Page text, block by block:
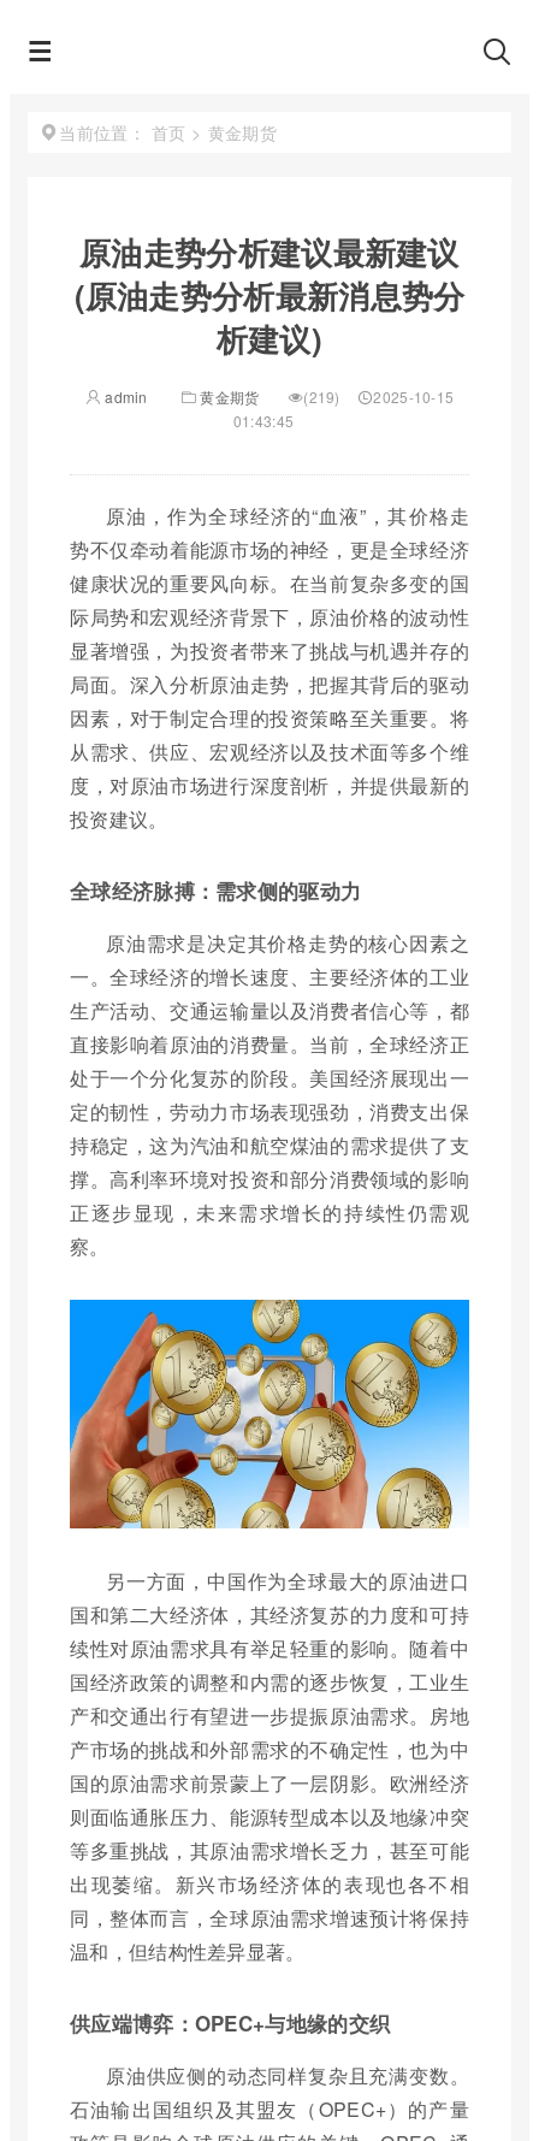
当前位置： 首页 > 黄金期货
原油走势分析建议最新建议
(原油走势分析最新消息势分
析建议)
admin 黄金期货 (219)
2025-10-15
01:43:45
原油，作为全球经济的“血液”，其价格走
势不仅牵动着能源市场的神经，更是全球经济
健康状况的重要风向标。在当前复杂多变的国
际局势和宏观经济背景下，原油价格的波动性
显著增强，为投资者带来了挑战与机遇并存的
局面。深入分析原油走势，把握其背后的驱动
因素，对于制定合理的投资策略至关重要。将
从需求、供应、宏观经济以及技术面等多个维
度，对原油市场进行深度剖析，并提供最新的
投资建议。
全球经济脉搏：需求侧的驱动力
原油需求是决定其价格走势的核心因素之
一。全球经济的增长速度、主要经济体的工业
生产活动、交通运输量以及消费者信心等，都
直接影响着原油的消费量。当前，全球经济正
处于一个分化复苏的阶段。美国经济展现出一
定的韧性，劳动力市场表现强劲，消费支出保
持稳定，这为汽油和航空煤油的需求提供了支
撑。高利率环境对投资和部分消费领域的影响
正逐步显现，未来需求增长的持续性仍需观
察。
另一方面，中国作为全球最大的原油进口
国和第二大经济体，其经济复苏的力度和可持
续性对原油需求具有举足轻重的影响。随着中
国经济政策的调整和内需的逐步恢复，工业生
产和交通出行有望进一步提振原油需求。房地
产市场的挑战和外部需求的不确定性，也为中
国的原油需求前景蒙上了一层阴影。欧洲经济
则面临通胀压力、能源转型成本以及地缘冲突
等多重挑战，其原油需求增长乏力，甚至可能
出现萎缩。新兴市场经济体的表现也各不相
同，整体而言，全球原油需求增速预计将保持
温和，但结构性差异显著。
供应端博弈：OPEC+与地缘的交织
原油供应侧的动态同样复杂且充满变数。
石油输出国组织及其盟友（OPEC+）的产量